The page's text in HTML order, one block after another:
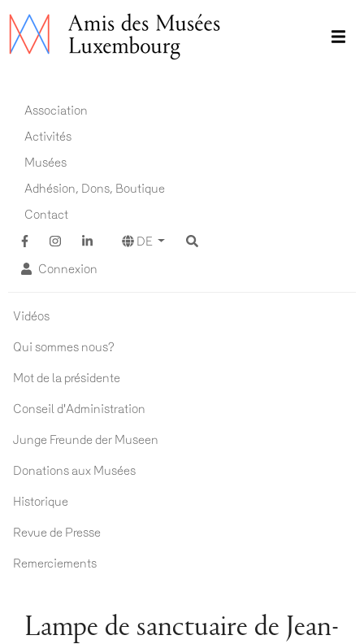
Direkt
zum
Main navigation DE
Association
Activités
Musées
Adhésion, Dons, Boutique
Contact
DE
Connexion
Association ADM
Vidéos
Qui sommes nous?
Mot de la présidente
Conseil d'Administration
Junge Freunde der Museen
Donations aux Musées
Historique
Revue de Presse
Remerciements
Lampe de sanctuaire de Jean-